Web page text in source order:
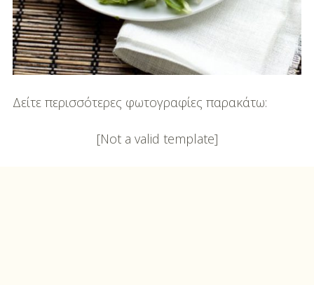
Υγεία – Ψυχολογία
Δείτε περισσότερες φωτογραφίες παρακάτω:
[Not a valid template]